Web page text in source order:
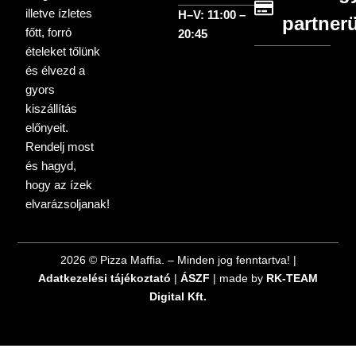
illetve ízletes
főtt, forró
ételeket tőlünk
és élvezd a
gyors
kiszállítás
előnyeit.
Rendelj most
és hagyd,
hogy az ízek
elvarázsoljanak!
H–V: 11:00 –
20:45
2026 © Pizza Maffia. – Minden jog fenntartva! |
Adatkezelési tájékoztató | ÁSZF | made by RK-TEAM
Digital Kft.